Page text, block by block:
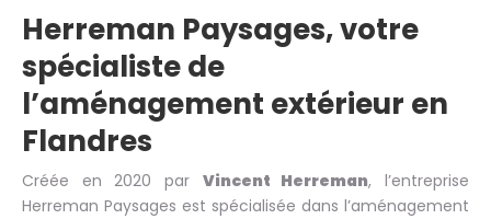
Herreman Paysages, votre
spécialiste de
l’aménagement extérieur en
Flandres
Créée en 2020 par Vincent Herreman, l’entreprise
Herreman Paysages est spécialisée dans l’aménagement